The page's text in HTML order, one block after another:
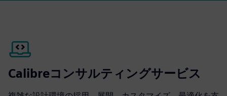
Calibreコンサルティングサービス